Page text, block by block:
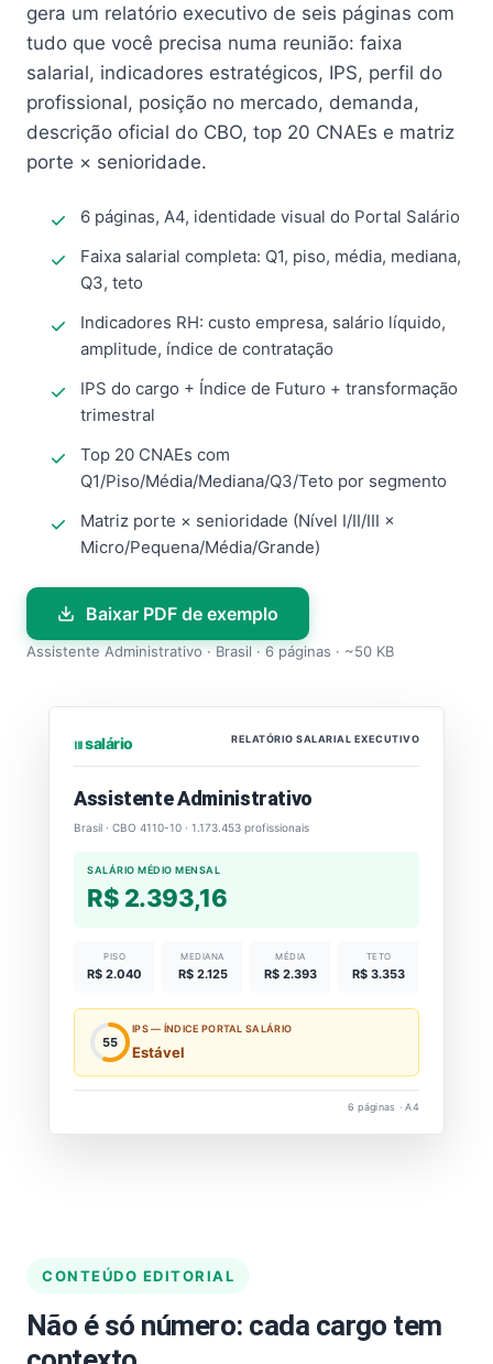
gera um relatório executivo de seis páginas com
tudo que você precisa numa reunião: faixa
salarial, indicadores estratégicos, IPS, perfil do
profissional, posição no mercado, demanda,
descrição oficial do CBO, top 20 CNAEs e matriz
porte × senioridade.
6 páginas, A4, identidade visual do Portal Salário
Faixa salarial completa: Q1, piso, média, mediana,
Q3, teto
Indicadores RH: custo empresa, salário líquido,
amplitude, índice de contratação
IPS do cargo + Índice de Futuro + transformação
trimestral
Top 20 CNAEs com
Q1/Piso/Média/Mediana/Q3/Teto por segmento
Matriz porte × senioridade (Nível I/II/III ×
Micro/Pequena/Média/Grande)
Baixar PDF de exemplo
Assistente Administrativo · Brasil · 6 páginas · ~50 KB
⏐⏐⏐ salário RELATÓRIO SALARIAL EXECUTIVO
Assistente Administrativo
Brasil · CBO 4110-10 · 1.173.453 profissionais
SALÁRIO MÉDIO MENSAL
R$ 2.393,16
PISO
R$ 2.040
MEDIANA
R$ 2.125
MÉDIA
R$ 2.393
TETO
R$ 3.353
55
IPS — ÍNDICE PORTAL SALÁRIO
Estável
6 páginas · A4
CONTEÚDO EDITORIAL
Não é só número: cada cargo tem